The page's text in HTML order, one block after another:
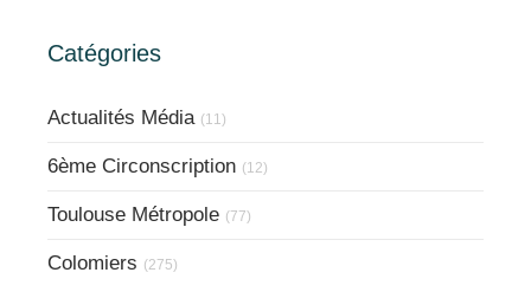
Catégories
Actualités Média (11)
6ème Circonscription (12)
Toulouse Métropole (77)
Colomiers (275)